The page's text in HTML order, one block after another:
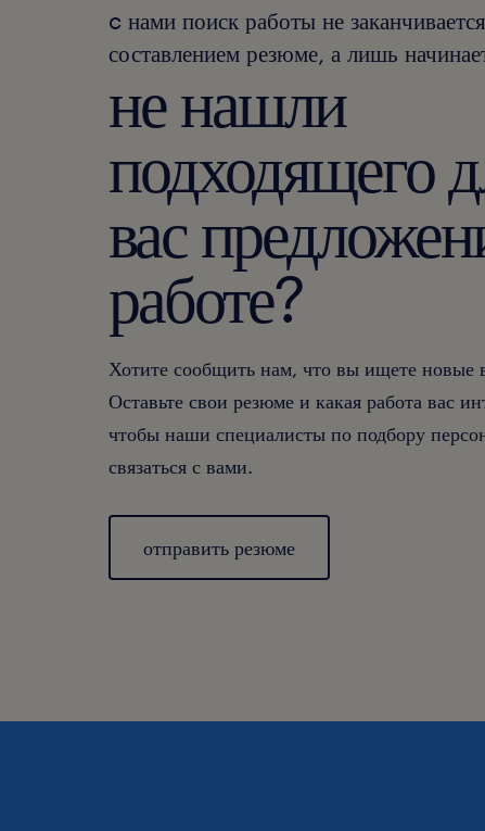
c нами поиск работы не заканчивается
составлением резюме, а лишь
не нашли
подходящего
вас
работе?
Хотите сообщить нам, что вы ищете новые
Оставьте свои резюме и какая работа вас
чтобы наши специалисты по подбору
связаться с вами.
отправить резюме